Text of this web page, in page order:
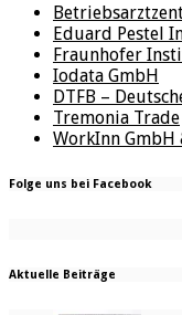
Eduard Pestel
Fraunhofer
Iodata GmbH
DTFB –
Tremonia Trade
WorkInn GmbH
Folge uns bei Facebook
Aktuelle Beiträge